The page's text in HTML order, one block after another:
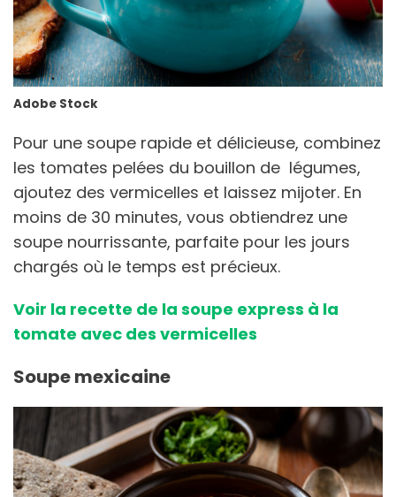
Adobe Stock
Pour une soupe rapide et délicieuse, combinez
les tomates pelées du bouillon de légumes,
ajoutez des vermicelles et laissez mijoter. En
moins de 30 minutes, vous obtiendrez une
soupe nourrissante, parfaite pour les jours
chargés où le temps est précieux.
Voir la recette de la soupe express à la
tomate avec des vermicelles
Soupe mexicaine